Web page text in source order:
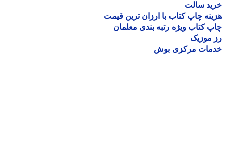
سالت
چاپ کتاب با ارزان ترین قیمت
کتاب ویژه رتبه بندی معلمان
موزیک
مرکزی بوش